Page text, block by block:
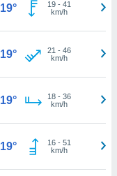
19° 19- 41
km/h
19° 21 - 46
km/h
19° 18- 36
km/h
19° 16- 51
km/h